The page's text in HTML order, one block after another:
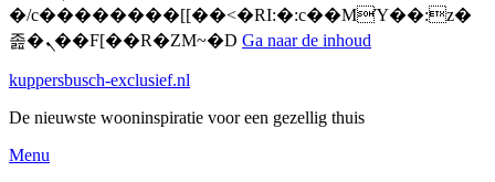
�/c��������[[��<�RI:�:c��MΎ��:z�
졾�ܢ��F[��R�ZM~�D Ga naar de inhoud
kuppersbusch-exclusief.nl
De nieuwste wooninspiratie voor een gezellig thuis
Menu